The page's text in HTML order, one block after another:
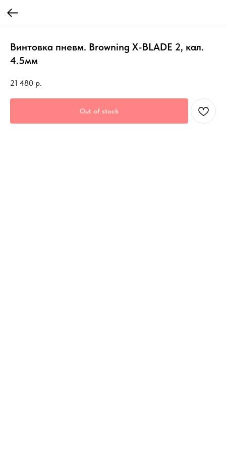
Винтовка пневм. Browning X-BLADE 2, кал.
4.5мм
21 480 р.
Out of stock